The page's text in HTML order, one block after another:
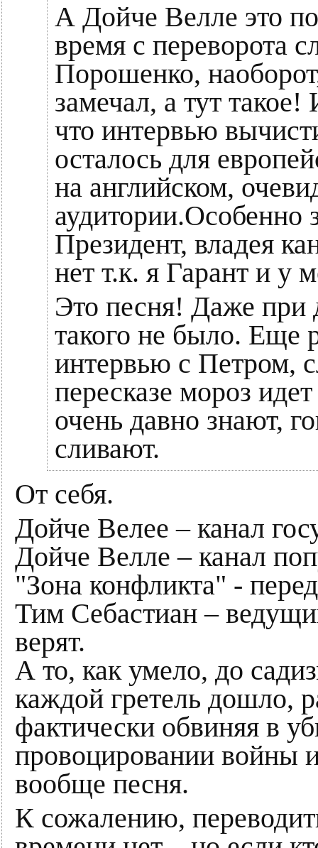
А Дойче Велле это
время с переворота
Порошенко,
замечал, а тут
что интервью
осталось для
на английском,
аудитории.Особенно
Президент, владея
нет т.к. я Гарант и
Это песня! Даже при
такого не было. Еще
интервью с Петром,
пересказе мороз
очень давно знают,
сливают.
От себя.
Дойче Велее – канал
Дойче Велле – канал
"Зона конфликта" -
Тим Себастиан –
верят.
А то, как умело, до
каждой гретель дошло,
фактически обвиняя в
провоцировании войны
вообще песня.
К сожалению,